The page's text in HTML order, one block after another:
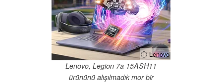
ⓘ Lenovo
Lenovo, Legion 7a 15ASH11
ürününü alışılmadık mor bir